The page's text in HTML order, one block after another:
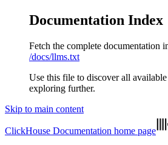
Documentation Index
Fetch the complete documentation
/docs/llms.txt
Use this file to discover all available
exploring further.
Skip to main content
ClickHouse Documentation home page